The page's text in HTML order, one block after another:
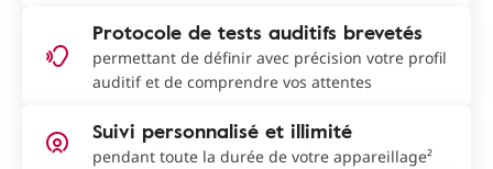
Protocole de tests auditifs brevetés
permettant de définir avec précision votre profil
auditif et de comprendre vos attentes
Suivi personnalisé et illimité
pendant toute la durée de votre appareillage²